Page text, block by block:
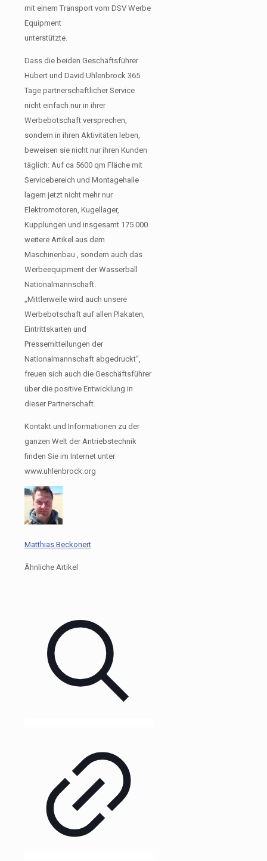
mit einem Transport vom DSV Werbe
Equipment
unterstützte.
Dass die beiden Geschäftsführer
Hubert und David Uhlenbrock 365
Tage partnerschaftlicher Service
nicht einfach nur in ihrer
Werbebotschaft versprechen,
sondern in ihren Aktivitäten leben,
beweisen sie nicht nur ihren Kunden
täglich: Auf ca 5600 qm Fläche mit
Servicebereich und Montagehalle
lagern jetzt nicht mehr nur
Elektromotoren, Kugellager,
Kupplungen und insgesamt 175.000
weitere Artikel aus dem
Maschinenbau , sondern auch das
Werbeequipment der Wasserball
Nationalmannschaft.
„Mittlerweile wird auch unsere
Werbebotschaft auf allen Plakaten,
Eintrittskarten und
Pressemitteilungen der
Nationalmannschaft abgedruckt“,
freuen sich auch die Geschäftsführer
über die positive Entwicklung in
dieser Partnerschaft.
Kontakt und Informationen zu der
ganzen Welt der Antriebstechnik
finden Sie im Internet unter
www.uhlenbrock.org
Matthias Beckonert
Ähnliche Artikel